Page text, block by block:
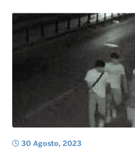
Leggerissime
Speciale
Gallery
30 Agosto, 2023